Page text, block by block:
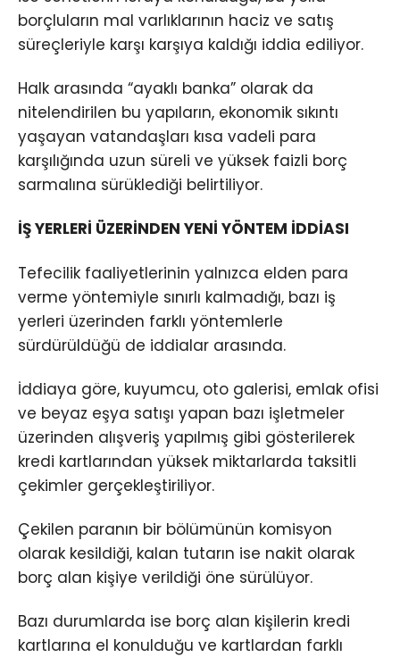
borçluların mal varlıklarının haciz ve satış
süreçleriyle karşı karşıya kaldığı iddia ediliyor.
Halk arasında “ayaklı banka” olarak da
nitelendirilen bu yapıların, ekonomik sıkıntı
yaşayan vatandaşları kısa vadeli para
karşılığında uzun süreli ve yüksek faizli borç
sarmalına sürüklediği belirtiliyor.
İŞ YERLERİ ÜZERİNDEN YENİ YÖNTEM İDDİASI
Tefecilik faaliyetlerinin yalnızca elden para
verme yöntemiyle sınırlı kalmadığı, bazı iş
yerleri üzerinden farklı yöntemlerle
sürdürüldüğü de iddialar arasında.
İddiaya göre, kuyumcu, oto galerisi, emlak ofisi
ve beyaz eşya satışı yapan bazı işletmeler
üzerinden alışveriş yapılmış gibi gösterilerek
kredi kartlarından yüksek miktarlarda taksitli
çekimler gerçekleştiriliyor.
Çekilen paranın bir bölümünün komisyon
olarak kesildiği, kalan tutarın ise nakit olarak
borç alan kişiye verildiği öne sürülüyor.
Bazı durumlarda ise borç alan kişilerin kredi
kartlarına el konulduğu ve kartlardan farklı